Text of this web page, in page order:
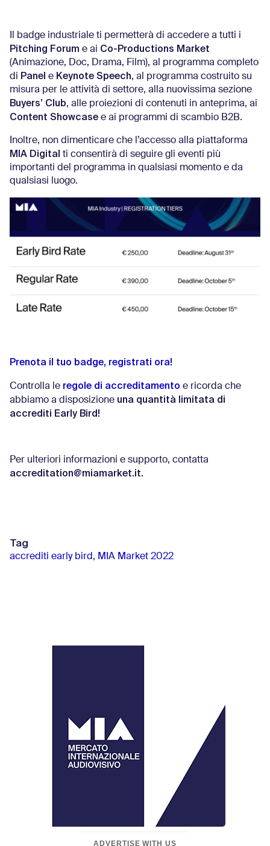
Il badge industriale ti permetterà di accedere a tutti i
Pitching Forum e ai Co-Productions Market
(Animazione, Doc, Drama, Film), al programma completo
di Panel e Keynote Speech, al programma costruito su
misura per le attività di settore, alla nuovissima sezione
Buyers’ Club, alle proiezioni di contenuti in anteprima, ai
Content Showcase e ai programmi di scambio B2B.
Inoltre, non dimenticare che l’accesso alla piattaforma
MIA Digital ti consentirà di seguire gli eventi più
importanti del programma in qualsiasi momento e da
qualsiasi luogo.
Prenota il tuo badge, registrati ora!
Controlla le regole di accreditamento e ricorda che
abbiamo a disposizione una quantità limitata di
accrediti Early Bird!
Per ulteriori informazioni e supporto, contatta
accreditation@miamarket.it.
Tag
accrediti early bird , MIA Market 2022
ADVERTISE WITH US